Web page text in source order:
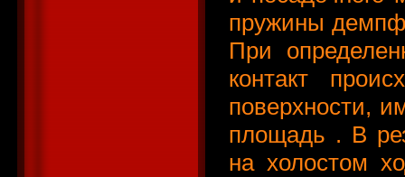
пружины
При
контакт
поверхности,
площадь . В
на холостом